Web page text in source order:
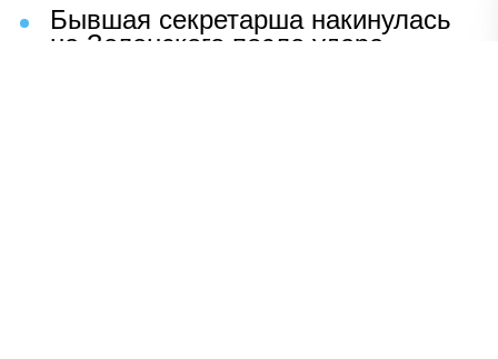
Бывшая секретарша накинулась
на Зеленского после удара